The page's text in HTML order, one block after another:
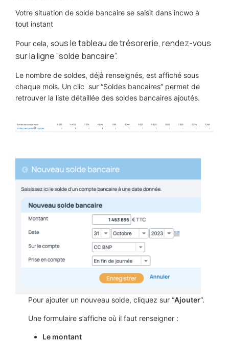
Votre situation de solde bancaire se saisit dans incwo à
tout instant
Pour cela, sous le tableau de trésorerie, rendez-vous
sur la ligne“solde bancaire”.
Le nombre de soldes, déjà renseignés, est affiché sous
chaque mois. Un clic sur “Soldes bancaires” permet de
retrouver la liste détaillée des soldes bancaires ajoutés.
Pour ajouter un nouveau solde, cliquez sur “Ajouter“.
Une formulaire s’affiche où il faut renseigner :
Le montant